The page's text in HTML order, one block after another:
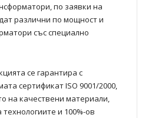
по заявки на
различни по мощност и
със специално
се гарантира с
сертификат ISO 9001/2000,
на качествени материали,
и 100%-ов